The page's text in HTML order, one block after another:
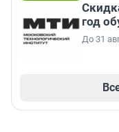
год
До 31